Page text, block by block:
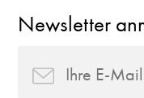
Newsletter